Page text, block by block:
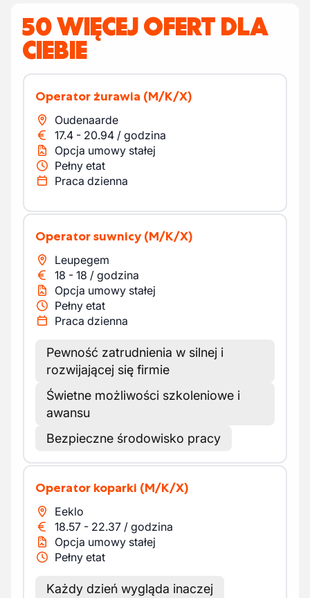
50 WIĘCEJ OFERT DLA
CIEBIE
Operator żurawia (M/K/X)
Oudenaarde
17.4 - 20.94 / godzina
Opcja umowy stałej
Pełny etat
Praca dzienna
Operator suwnicy (M/K/X)
Leupegem
18 - 18 / godzina
Opcja umowy stałej
Pełny etat
Praca dzienna
Pewność zatrudnienia w silnej i
rozwijającej się firmie
Świetne możliwości szkoleniowe i
awansu
Bezpieczne środowisko pracy
Operator koparki (M/K/X)
Eeklo
18.57 - 22.37 / godzina
Opcja umowy stałej
Pełny etat
Każdy dzień wygląda inaczej